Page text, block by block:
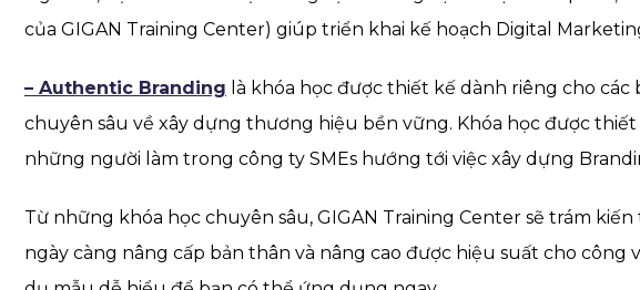
của GIGAN Training Center) giúp triển khai kế hoạch Digital
– Authentic Branding là khóa học được thiết kế dành riêng cho
chuyên sâu về xây dựng thương hiệu bền vững. Khóa học được
những người làm trong công ty SMEs hướng tới việc xây dựng
Từ những khóa học chuyên sâu, GIGAN Training Center sẽ trám
ngày càng nâng cấp bản thân và nâng cao được hiệu suất cho công